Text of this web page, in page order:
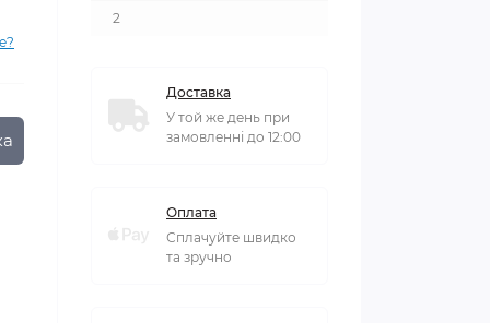
2
Доставка
У той же день при
замовленні до 12:00
Оплата
Сплачуйте швидко
та зручно